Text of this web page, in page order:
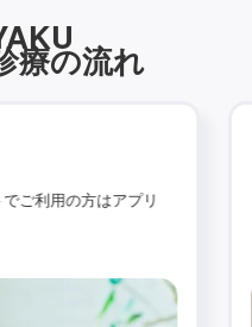
療の流れ
ご利用の方はアプリ